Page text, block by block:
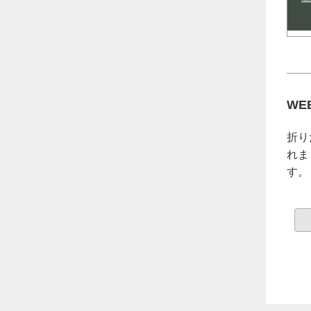
折
れ
す。